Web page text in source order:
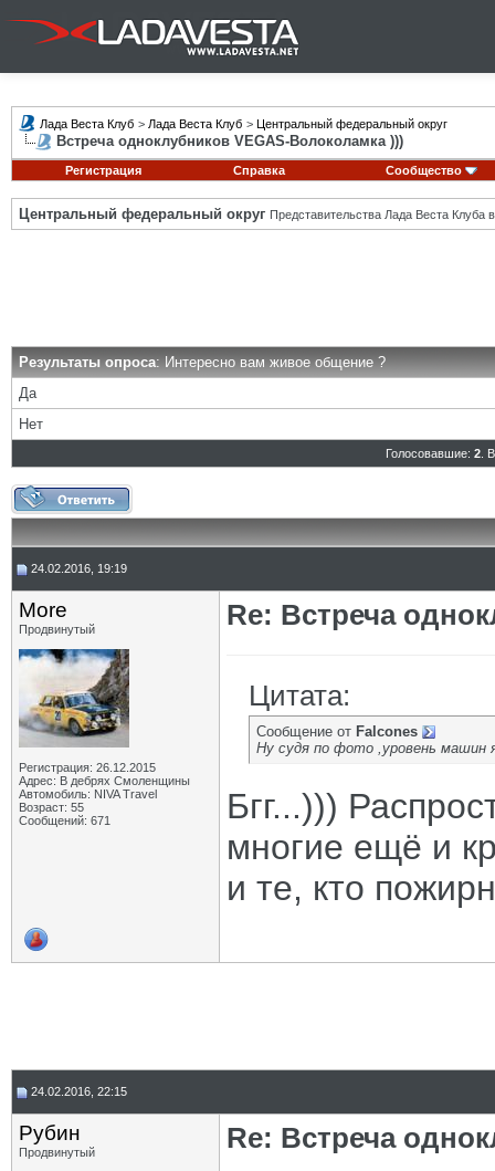
Лада Веста Клуб > Лада Веста Клуб > Центральный федеральный округ
Встреча одноклубников VEGAS-Волоколамка )))
Регистрация Справка Сообщество
Центральный федеральный округ Представительства Лада Веста Клуба
Результаты опроса: Интересно вам живое общение ?
Да
Нет
Голосовавшие: 2.
24.02.2016, 19:19
More
Продвинутый
Регистрация: 26.12.2015
Адрес: В дебрях Смоленщины
Автомобиль: NIVA Travel
Возраст: 55
Сообщений: 671
Re: Встреча
Цитата:
Сообщение от Falcones
Ну судя по фото ,уровень машин
Бгг...)))
многие ещё и
и те, кто
24.02.2016, 22:15
Рубин
Продвинутый
Re: Встреча